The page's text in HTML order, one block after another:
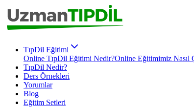
TıpDil Eğitimi
Online TıpDil Eğitimi Nedir?Online Eğitimimiz Nasıl
TıpDil Nedir?
Ders Örnekleri
Yorumlar
Blog
Eğitim Setleri